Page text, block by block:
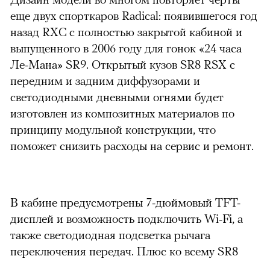
еще двух спорткаров Radical: появившегося год
назад RXC с полностью закрытой кабиной и
выпущенного в 2006 году для гонок «24 часа
Ле-Мана» SR9. Открытый кузов SR8 RSX с
передним и задним диффузорами и
светодиодными дневными огнями будет
изготовлен из композитных материалов по
принципу модульной конструкции, что
поможет снизить расходы на сервис и ремонт.
В кабине предусмотрены 7-дюймовый TFT-
дисплей и возможность подключить Wi-Fi, а
также светодиодная подсветка рычага
переключения передач. Плюс ко всему SR8